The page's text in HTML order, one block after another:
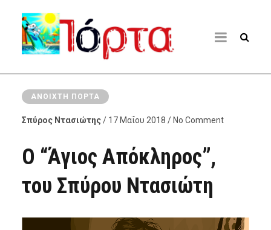
ΑΝΟΙΧΤΉ ΠΌΡΤΑ
Σπύρος Ντασιώτης/ 17 Μαΐου 2018 / No Comment
Ο “Άγιος Απόκληρος”,
του Σπύρου Ντασιώτη